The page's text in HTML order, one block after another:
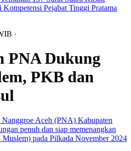
Pejabat Tinggi Pratama
·
PNA Dukung
PKB dan